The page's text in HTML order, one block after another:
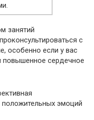
занятий
с
особенно если у вас
сердечное
положительных эмоций